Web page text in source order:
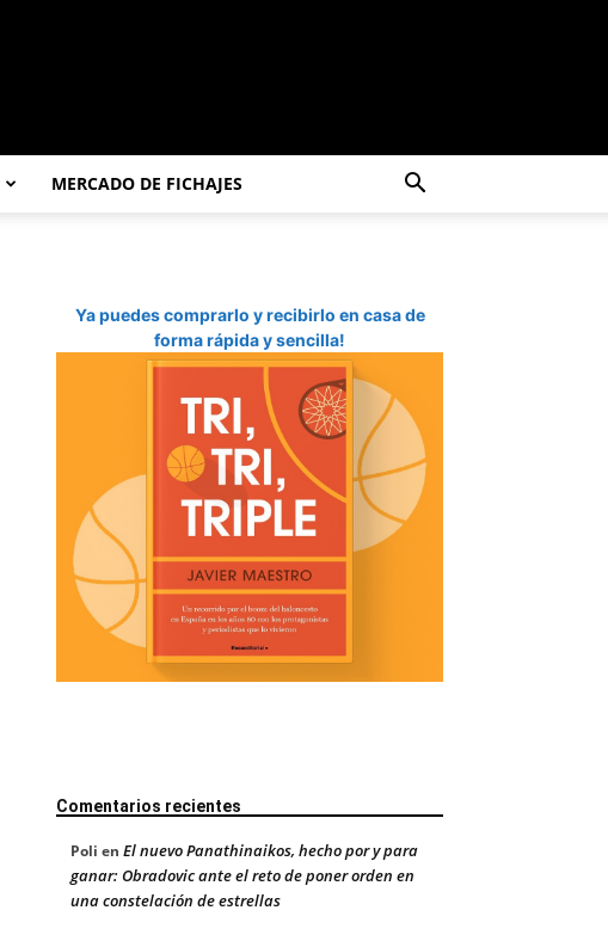
MERCADO DE FICHAJES
Ya puedes comprarlo y recibirlo en casa de
forma rápida y sencilla!
Comentarios recientes
Poli en El nuevo Panathinaikos, hecho por y para
ganar: Obradovic ante el reto de poner orden en
una constelación de estrellas